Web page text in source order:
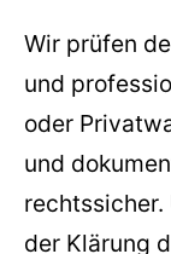
Wir prüfen
und
oder
und
rechtssicher.
der Klärung